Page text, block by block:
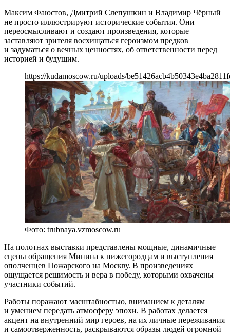
Максим Фаюстов, Дмитрий Слепушкин и Владимир Чёрный
не просто иллюстрируют исторические события. Они
переосмысливают и создают произведения, которые
заставляют зрителя восхищаться героизмом предков
и задуматься о вечных ценностях, об ответственности перед
историей и будущим.
https://kudamoscow.ru/uploads/
Фото: trubnaya.vzmoscow.ru
На полотнах выставки представлены мощные, динамичные
сцены обращения Минина к нижегородцам и выступления
ополченцев Пожарского на Москву. В произведениях
ощущается решимость и вера в победу, которыми охвачены
участники событий.
Работы поражают масштабностью, вниманием к деталям
и умением передать атмосферу эпохи. В работах делается
акцент на внутренний мир героев, на их личные переживания
и самоотверженность, раскрываются образы людей огромной